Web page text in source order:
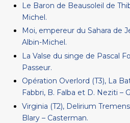
Le Baron de Beausoleil de
Michel.
Moi, empereur du Sahara de
Albin-Michel.
La Valse du singe de Pascal
Passeur.
Opération Overlord (T3), La
Fabbri, B. Falba et D. Neziti –
Virginia (T2), Delirium
Blary – Casterman.